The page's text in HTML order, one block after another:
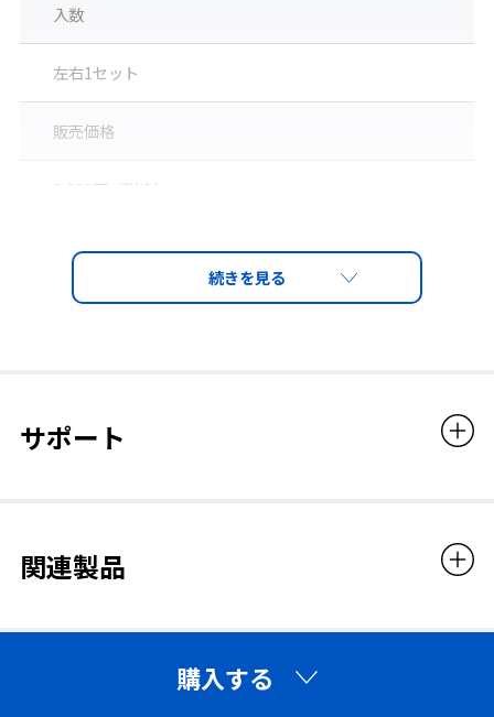
らの有害光線を受けたりして、その後眼がはれて痛
んだというケースがよくあります。これらのケースを
防ぐためにも、サイドシールド付やアイカップ型の
くなり過ぎない #1.4、#1.7など、状況に応じてお選
入数
左右1セット
販売価格
2,200円（税込）
サポート
関連製品
購入する